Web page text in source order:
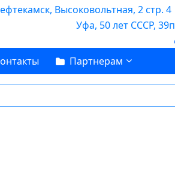
Высоковольтная, 2 стр. 4
Уфа, 50 лет СССР, 39п
Партнерам